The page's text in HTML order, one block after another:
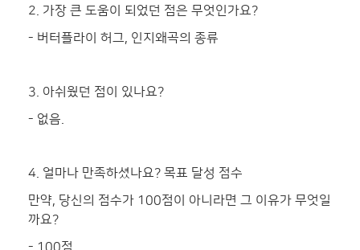
​ 2. 가장 큰 도움이 되었던 점은 무엇인가요?
- 버터플라이 허그, 인지왜곡의 종류
​ 3. 아쉬웠던 점이 있나요?
- 없음. ​
4. 얼마나 만족하셨나요? 목표 달성 점수
만약, 당신의 점수가 100점이 아니라면 그 이유가 무엇일
까요?
- 100점